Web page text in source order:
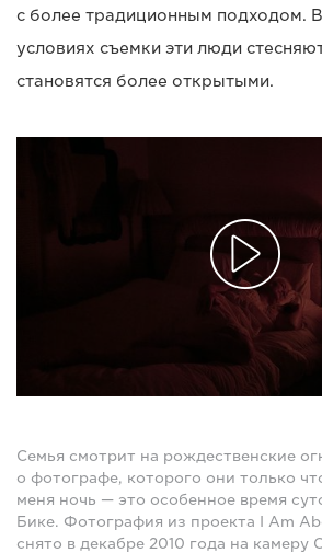
с более традиционным подходом.
условиях съемки эти люди
становятся более открытыми.
Семья смотрит на рождественские
о фотографе, которого они только
меня ночь — это особенное время
Бике. Фотография из проекта I Am
снято в декабре 2010 года на камеру